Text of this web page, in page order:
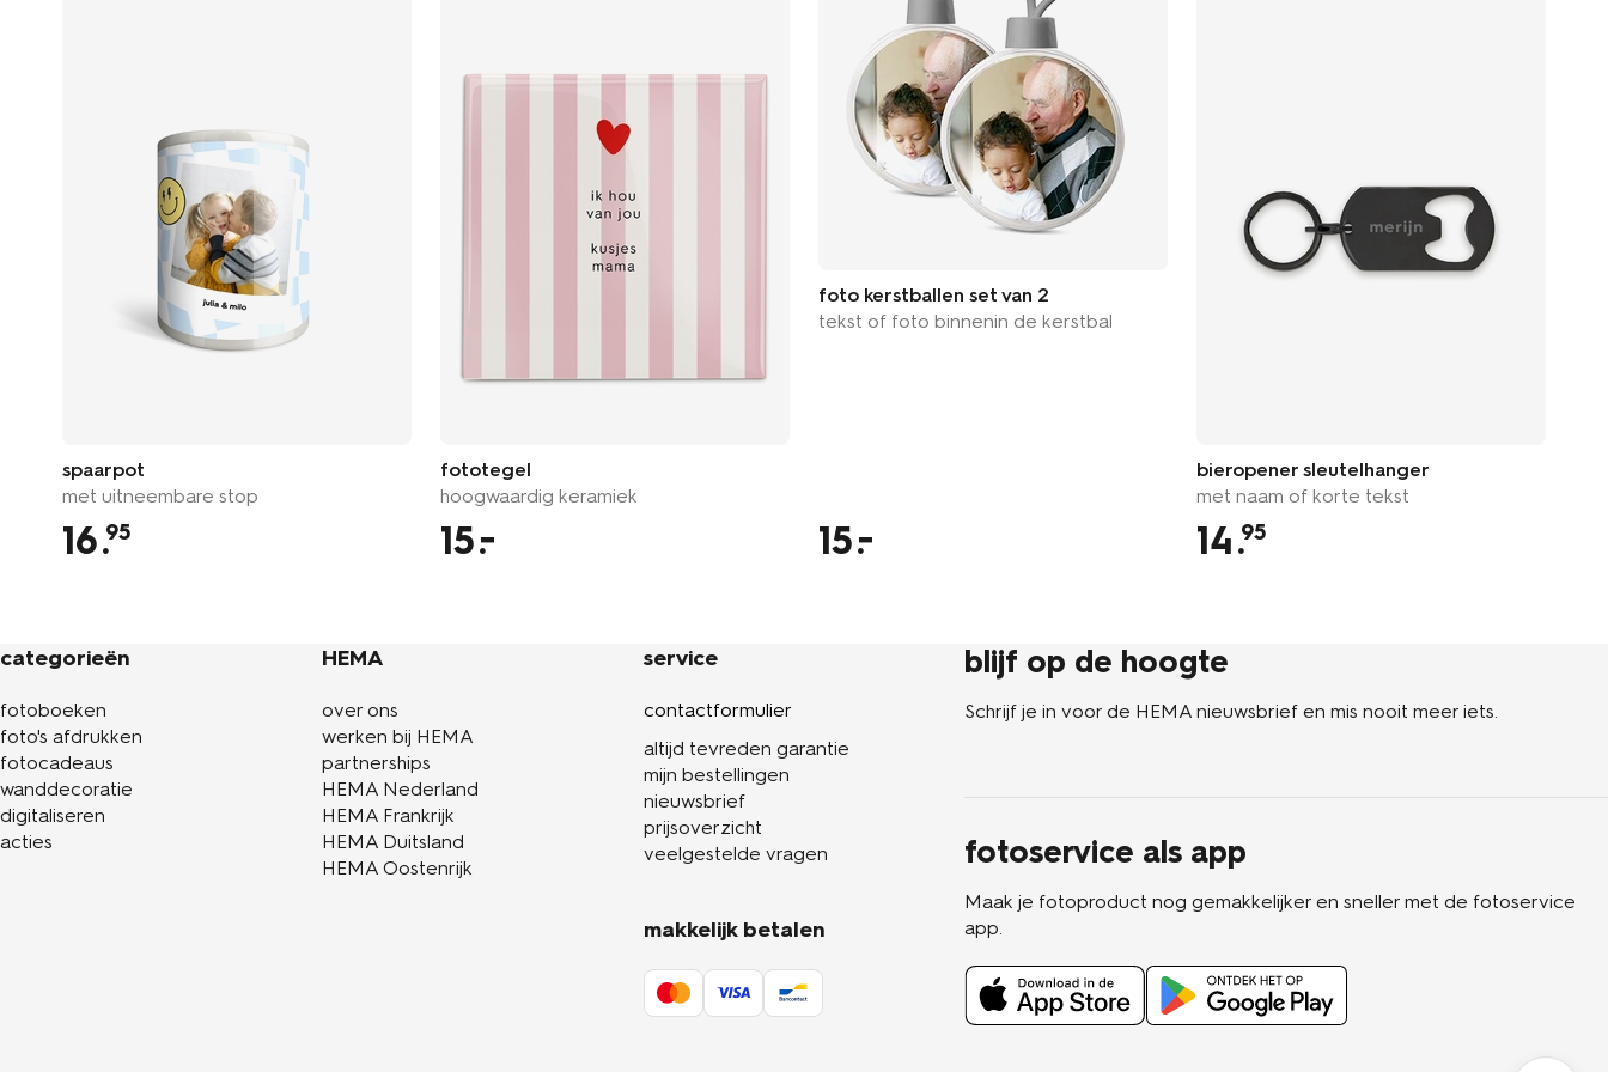
spaarpot
met uitneembare stop
16.95
fototegel
hoogwaardig keramiek
15
foto kerstballen set van 2
tekst of foto binnenin de kerstbal
15
bieropener sleutelhanger
met naam of korte tekst
14.95
categorieën
fotoboeken
foto's afdrukken
fotocadeaus
wanddecoratie
digitaliseren
acties
HEMA
over ons
werken bij HEMA
partnerships
HEMA Nederland
HEMA Frankrijk
HEMA Duitsland
HEMA Oostenrijk
service
contactformulier
altijd tevreden garantie
mijn bestellingen
nieuwsbrief
prijsoverzicht
veelgestelde vragen
makkelijk betalen
blijf op de hoogte
Schrijf je in voor de HEMA nieuwsbrief en mis nooit meer iets.
fotoservice als app
Maak je fotoproduct nog gemakkelijker en sneller met de fotoservice
app.